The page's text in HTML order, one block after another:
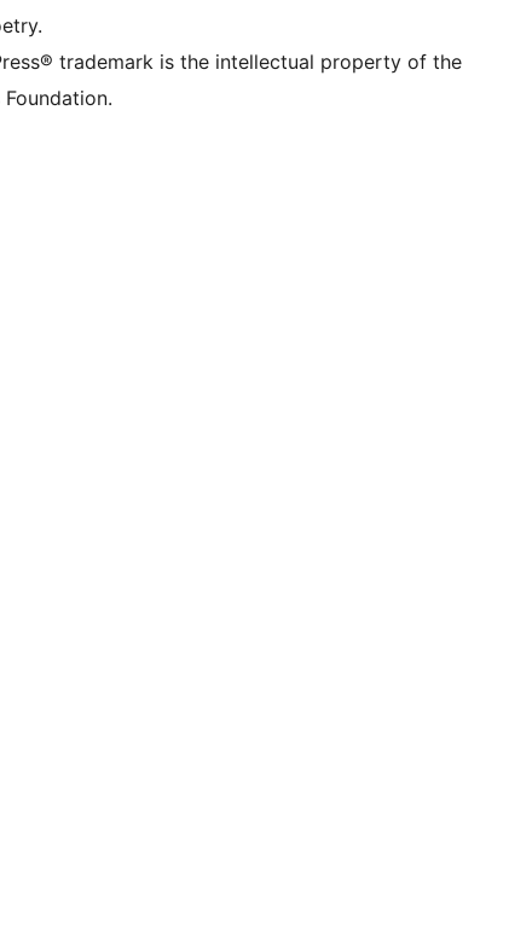
trademark is the intellectual property of the